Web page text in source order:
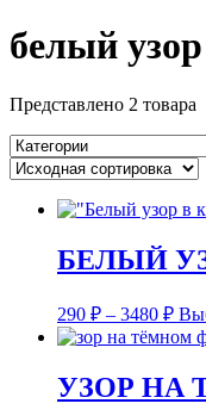
белый узор
Представлено 2 товара
БЕЛЫЙ
290 ₽ – 3480 ₽
УЗОР НА